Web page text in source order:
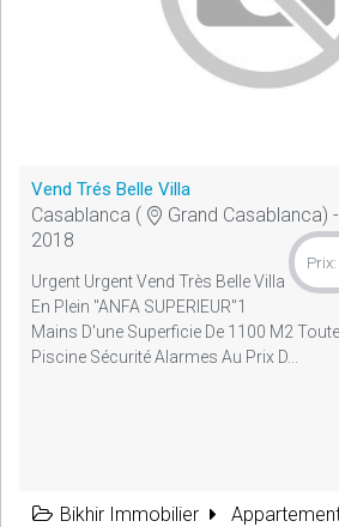
Vend Trés Belle Villa
Casablanca ( Grand Casablanca) -
2018
Prix:
Urgent Urgent Vend Très Belle Villa
En Plein "ANFA SUPERIEUR"1
Mains D'une Superficie De 1100 M2
Piscine Sécurité Alarmes Au Prix D...
Bikhir Immobilier